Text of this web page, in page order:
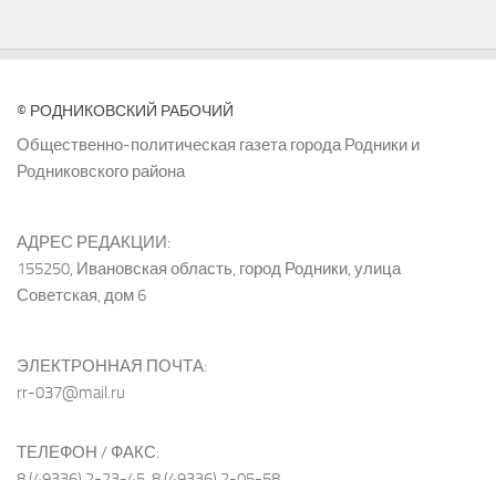
© РОДНИКОВСКИЙ РАБОЧИЙ
Общественно-политическая газета города Родники и
Родниковского района
АДРЕС РЕДАКЦИИ:
155250, Ивановская область, город Родники, улица
Советская, дом 6
ЭЛЕКТРОННАЯ ПОЧТА:
rr-037@mail.ru
ТЕЛЕФОН / ФАКС: